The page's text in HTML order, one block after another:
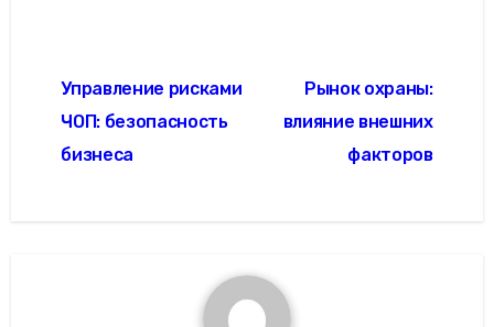
по
записям
Управление рисками
ЧОП: безопасность
бизнеса
Рынок охраны:
влияние внешних
факторов